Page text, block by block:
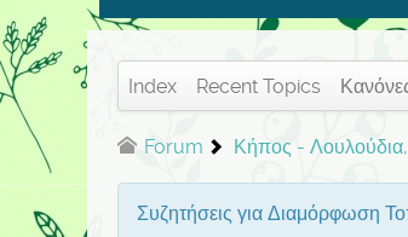
Index Recent Topics
Forum Κήπος - Λουλούδια,
Συζητήσεις για Διαμόρφωση